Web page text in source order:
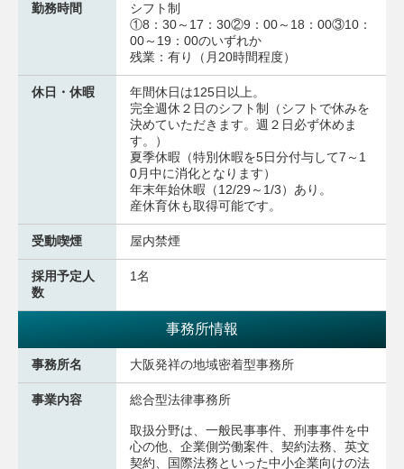
勤務時間
シフト制
①8：30～17：30②9：00～18：00③10：
00～19：00のいずれか
残業：有り（月20時間程度）
休日・休暇
年間休日は125日以上。
完全週休２日のシフト制（シフトで休みを
決めていただきます。週２日必ず休めま
す。）
夏季休暇（特別休暇を5日分付与して7～1
0月中に消化となります）
年末年始休暇（12/29～1/3）あり。
産休育休も取得可能です。
受動喫煙 屋内禁煙
採用予定人
数
1名
事務所情報
事務所名 大阪発祥の地域密着型事務所
事業内容 総合型法律事務所
取扱分野は、一般民事事件、刑事事件を中
心の他、企業側労働案件、契約法務、英文
契約、国際法務といった中小企業向けの法